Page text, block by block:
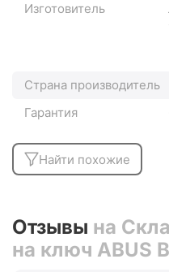
Изготовитель
Страна производитель
Гарантия
Найти похожие
Отзывы на
на ключ ABUS